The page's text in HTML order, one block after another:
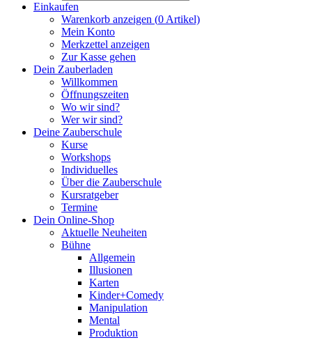
Einkaufen
Warenkorb anzeigen (0 Artikel)
Mein Konto
Merkzettel anzeigen
Zur Kasse gehen
Dein Zauberladen
Willkommen
Öffnungszeiten
Wo wir sind?
Wer wir sind?
Deine Zauberschule
Kurse
Workshops
Individuelles
Über die Zauberschule
Kursratgeber
Termine
Dein Online-Shop
Aktuelle Neuheiten
Bühne
Allgemein
Illusionen
Karten
Kinder+Comedy
Manipulation
Mental
Produktion